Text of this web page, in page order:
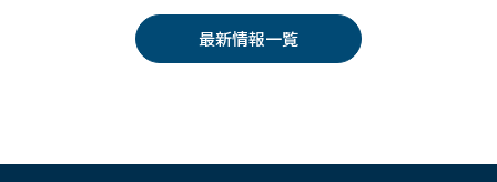
k
erk
et
n
a
最新情報一覧